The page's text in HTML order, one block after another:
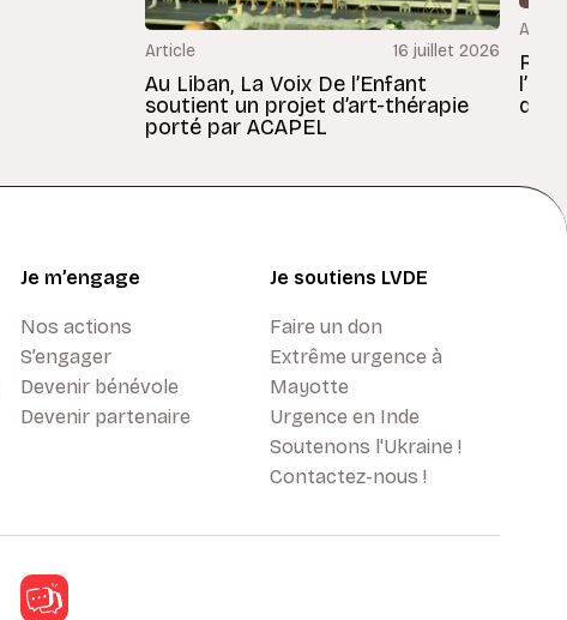
Article 16 juillet 2026
Au Liban, La Voix De l’Enfant
soutient un projet d’art-thérapie
porté par ACAPEL
Je m’engage
Nos actions
S’engager
Devenir bénévole
Devenir partenaire
Je soutiens LVDE
Faire un don
Extrême urgence à
Mayotte
Urgence en Inde
Soutenons l'Ukraine !
Contactez-nous !